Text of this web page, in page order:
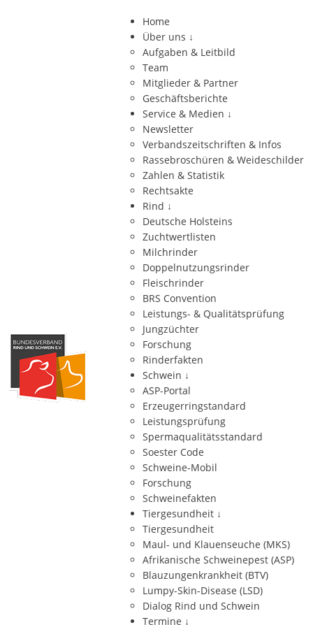
Home
Über uns ↓
Aufgaben & Leitbild
Team
Mitglieder & Partner
Geschäftsberichte
Service & Medien ↓
Newsletter
Verbandszeitschriften & Infos
Rassebroschüren & Weideschilder
Zahlen & Statistik
Rechtsakte
Rind ↓
Deutsche Holsteins
Zuchtwertlisten
Milchrinder
Doppelnutzungsrinder
Fleischrinder
BRS Convention
Leistungs- & Qualitätsprüfung
Jungzüchter
Forschung
Rinderfakten
Schwein ↓
ASP-Portal
Erzeugerringstandard
Leistungsprüfung
Spermaqualitätsstandard
Soester Code
Schweine-Mobil
Forschung
Schweinefakten
Tiergesundheit ↓
Tiergesundheit
Maul- und Klauenseuche (MKS)
Afrikanische Schweinepest (ASP)
Blauzungenkrankheit (BTV)
Lumpy-Skin-Disease (LSD)
Dialog Rind und Schwein
Termine ↓